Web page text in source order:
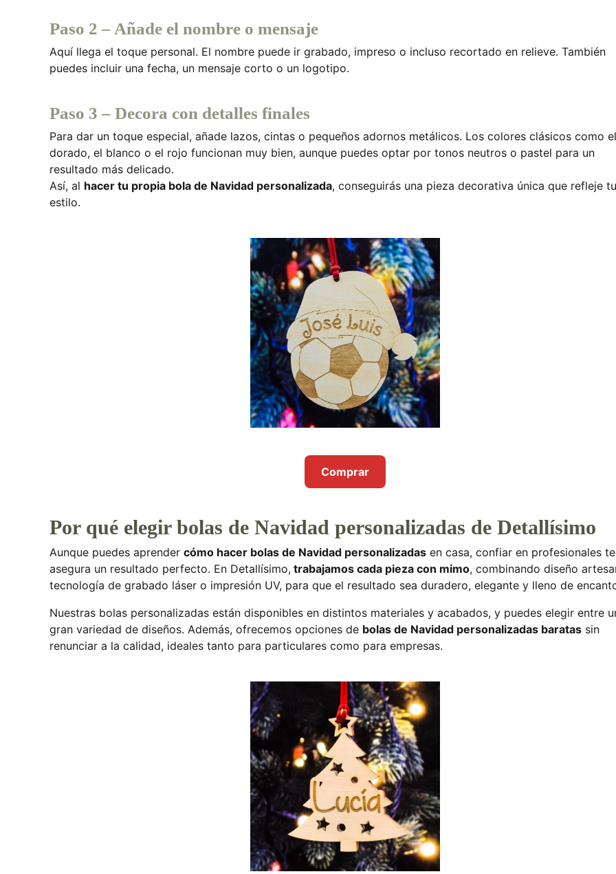
Paso 2 – Añade el nombre o mensaje
Aquí llega el toque personal. El nombre puede ir grabado, impreso o incluso recortado en relieve. También
puedes incluir una fecha, un mensaje corto o un logotipo.
Paso 3 – Decora con detalles finales
Para dar un toque especial, añade lazos, cintas o pequeños adornos metálicos. Los colores clásicos como el
dorado, el blanco o el rojo funcionan muy bien, aunque puedes optar por tonos neutros o pastel para un
resultado más delicado.
Así, al hacer tu propia bola de Navidad personalizada, conseguirás una pieza decorativa única que refleje tu
estilo.
Comprar
Por qué elegir bolas de Navidad personalizadas de Detallísimo
Aunque puedes aprender cómo hacer bolas de Navidad personalizadas en casa, confiar en profesionales te
asegura un resultado perfecto. En Detallísimo, trabajamos cada pieza con mimo, combinando diseño
tecnología de grabado láser o impresión UV, para que el resultado sea duradero, elegante y lleno de
Nuestras bolas personalizadas están disponibles en distintos materiales y acabados, y puedes elegir entre
gran variedad de diseños. Además, ofrecemos opciones de bolas de Navidad personalizadas baratas sin
renunciar a la calidad, ideales tanto para particulares como para empresas.